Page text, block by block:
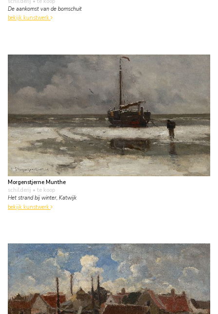
De aankomst van de bomschuit
bekijk kunstwerk
Morgenstjerne Munthe
schilderij • te koop
Het strand bij winter, Katwijk
bekijk kunstwerk